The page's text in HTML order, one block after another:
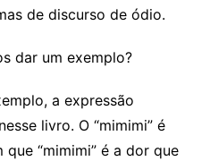
de discurso de ódio.
dar um exemplo?
a expressão
livro. O “mimimi” é
que “mimimi” é a dor que